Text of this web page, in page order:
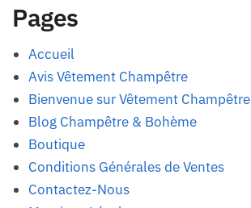
Pages
Accueil
Avis Vêtement Champêtre
Bienvenue sur Vêtement Champêtre
Blog Champêtre & Bohème
Boutique
Conditions Générales de Ventes
Contactez-Nous